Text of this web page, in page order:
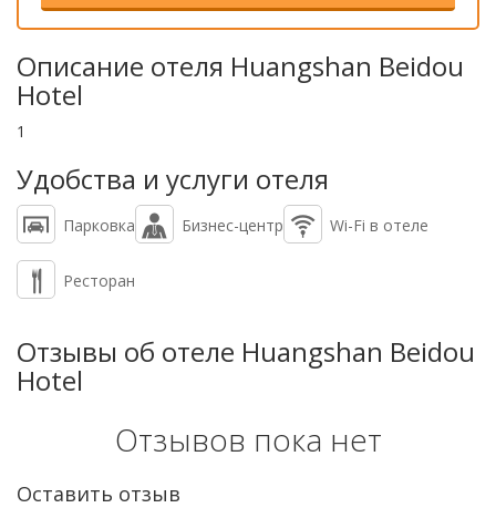
Описание отеля Huangshan Beidou
Hotel
1
Удобства и услуги отеля
Парковка Бизнес-центр Wi-Fi в отеле
Ресторан
Отзывы об отеле Huangshan Beidou
Hotel
Отзывов пока нет
Оставить отзыв